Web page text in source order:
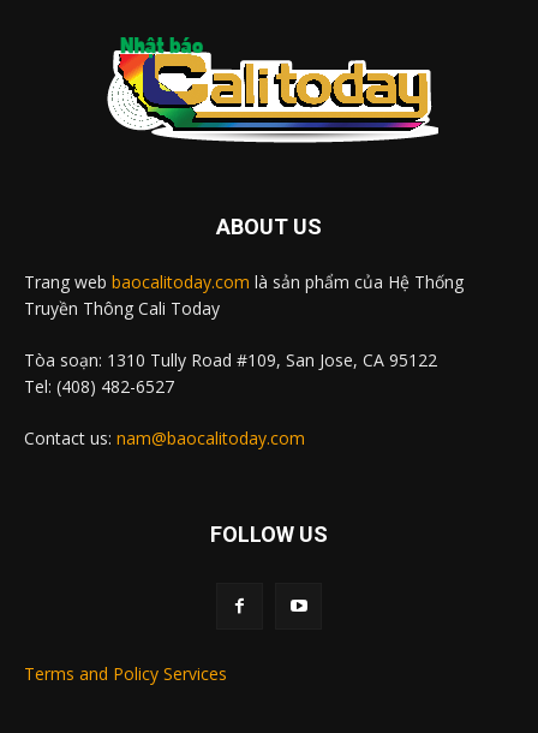
ABOUT US
Trang web baocalitoday.com là sản phẩm của Hệ Thống
Truyền Thông Cali Today
Tòa soạn: 1310 Tully Road #109, San Jose, CA 95122
Tel: (408) 482-6527
Contact us: nam@baocalitoday.com
FOLLOW US
Terms and Policy Services